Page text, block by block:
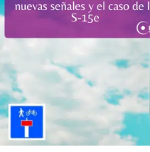
profesionales que aspiran
los requisitos legales es
de Competencia
Noticias
Dónde
de
Docencia